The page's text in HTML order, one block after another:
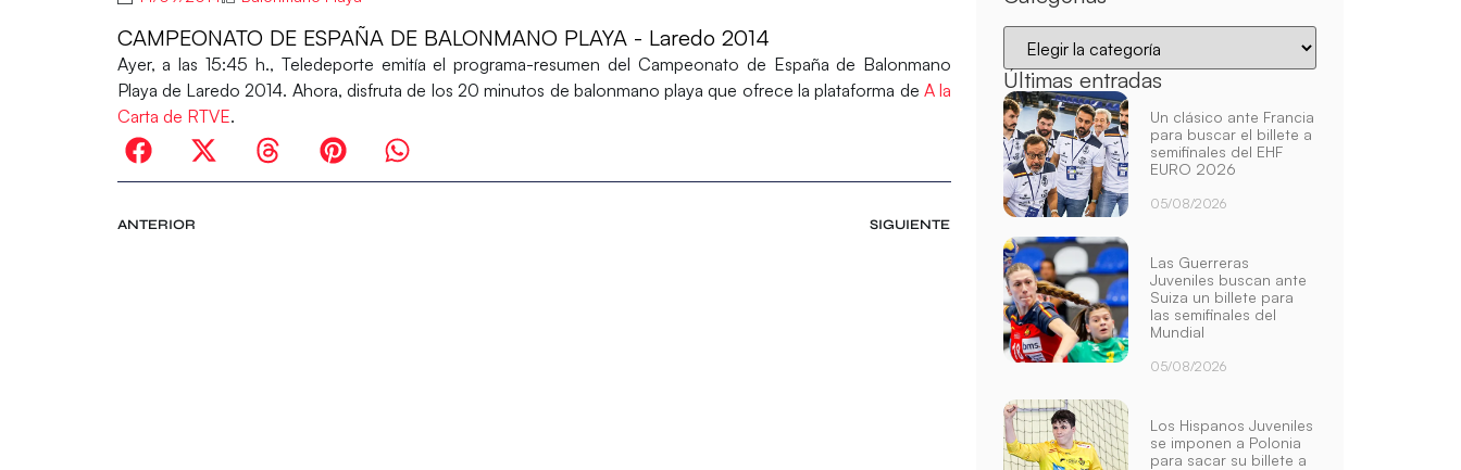
CAMPEONATO DE ESPAÑA DE BALONMANO PLAYA - Laredo 2014
Ayer, a las 15:45 h., Teledeporte emitía el programa-resumen del Campeonato de España de Balonmano
Playa de Laredo 2014. Ahora, disfruta de los 20 minutos de balonmano playa que ofrece la plataforma de A la
Carta de RTVE.
ANTERIOR SIGUIENTE
Últimas entradas
Un clásico ante Francia
para buscar el billete a
semifinales del EHF
EURO 2026
05/08/2026
Las Guerreras
Juveniles buscan ante
Suiza un billete para
las semifinales del
Mundial
05/08/2026
Los Hispanos Juveniles
se imponen a Polonia
para sacar su billete a